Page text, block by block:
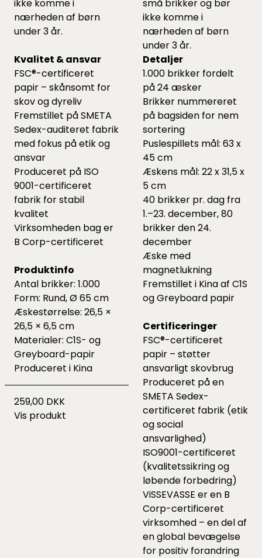
ikke komme i
nærheden af børn
under 3 år.
Kvalitet & ansvar
FSC®-certificeret
papir – skånsomt for
skov og dyreliv
Fremstillet på SMETA
Sedex-auditeret fabrik
med fokus på etik og
ansvar
Produceret på ISO
9001-certificeret
fabrik for stabil
kvalitet
Virksomheden bag er
B Corp-certificeret
Produktinfo
Antal brikker: 1.000
Form: Rund, Ø 65 cm
Æskestørrelse: 26,5 ×
26,5 × 6,5 cm
Materialer: C1S- og
Greyboard-papir
Produceret i Kina
259,00 DKK
Vis produkt
små brikker og bør
ikke komme i
nærheden af børn
under 3 år.
Detaljer
1.000 brikker fordelt
på 24 æsker
Brikker nummereret
på bagsiden for nem
sortering
Puslespillets mål: 63 x
45 cm
Æskens mål: 22 x 31,5 x
5 cm
40 brikker pr. dag fra
1.–23. december, 80
brikker den 24.
december
Æske med
magnetlukning
Fremstillet i Kina af C1S
og Greyboard papir
Certificeringer
FSC®-certificeret
papir – støtter
ansvarligt skovbrug
Produceret på en
SMETA Sedex-
certificeret fabrik (etik
og social
ansvarlighed)
ISO9001-certificeret
(kvalitetssikring og
løbende forbedring)
ViSSEVASSE er en B
Corp-certificeret
virksomhed – en del af
en global bevægelse
for positiv forandring